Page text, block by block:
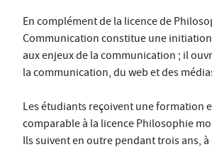
En complément de la licence de
Communication constitue une
aux enjeux de la communication ; il
la communication, du web et des
Les étudiants reçoivent une formation
comparable à la licence Philosophie
Ils suivent en outre pendant trois ans, à